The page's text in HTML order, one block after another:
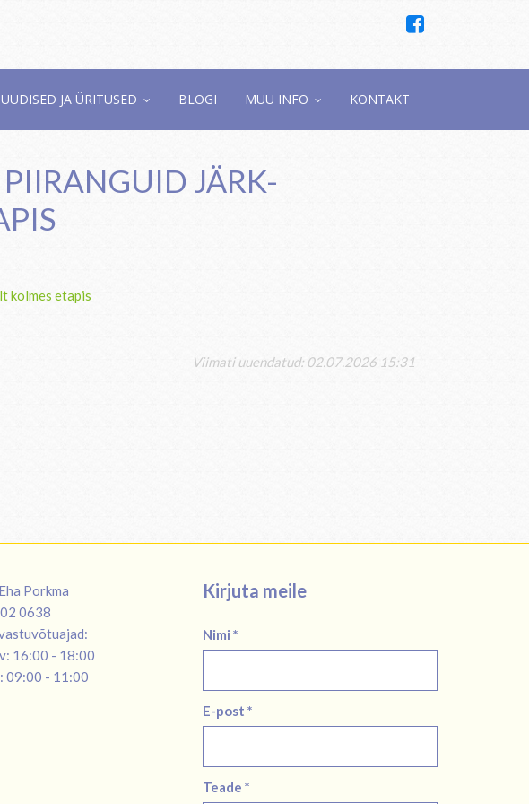
UUDISED JA ÜRITUSED BLOGI MUU INFO KONTAKT
JÄRK-
kolmes etapis
Viimati uuendatud: 02.07.2026 15:31
Porkma
0638
16:00 - 18:00
09:00 - 11:00
Kirjuta meile
Nimi *
E-post *
Teade *